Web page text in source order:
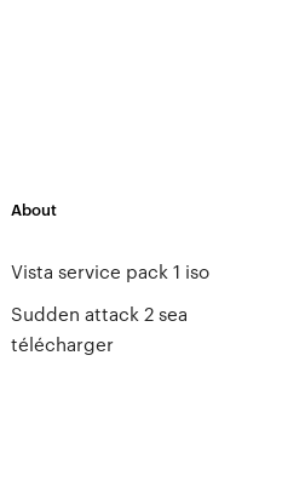
About
Vista service pack 1 iso
Sudden attack 2 sea
télécharger